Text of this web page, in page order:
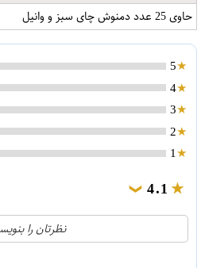
حاوی 25 عدد دمنوش چای سبز و وانیل
5
4
3
2
1
4.1
❯
21 نظرتان را